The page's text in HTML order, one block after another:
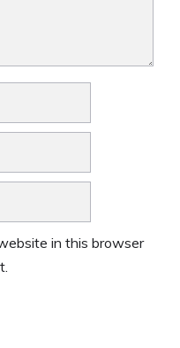
in this browser